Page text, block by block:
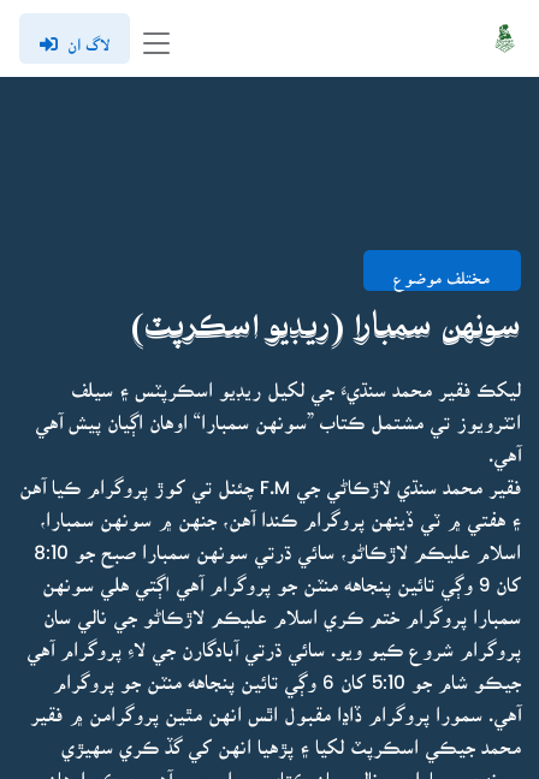
لاگ ان
مختلف موضوع
سونهن سمبارا (ريڊيو اسڪرپٽ)
ليکڪ فقير محمد سنڌيءَ جي لکيل ريڊيو اسڪرپٽس ۽ سيلف
انٽرويوز تي مشتمل ڪتاب ”سونهن سمبارا“ اوهان اڳيان پيش آهي
آهي.
فقير محمد سنڌي لاڙڪاڻي جي F.M چئنل تي کوڙ پروگرام ڪيا آهن
۽ هفتي ۾ ٽي ڏينهن پروگرام ڪندا آهن، جنهن ۾ سونهن سمبارا،
اسلام عليڪم لاڙڪاڻو، سائي ڌرتي سونهن سمبارا صبح جو 8:10
کان 9 وڳي تائين پنجاهه منٽن جو پروگرام آهي اڳتي هلي سونهن
سمبارا پروگرام ختم ڪري اسلام عليڪم لاڙڪاڻو جي نالي سان
پروگرام شروع ڪيو ويو. سائي ڌرتي آبادگارن جي لاءِ پروگرام آهي
جيڪو شام جو 5:10 کان 6 وڳي تائين پنجاهه منٽن جو پروگرام
آهي. سمورا پروگرام ڏاڍا مقبول اٿس انهن مٿين پروگرامن ۾ فقير
محمد جيڪي اسڪرپٽ لکيا ۽ پڙهيا انهن کي گڏ ڪري سهيڙي
سونهن سمبارا جي نالي سان ڪتاب ڇپرايو ويو آهي جيڪو اوهان